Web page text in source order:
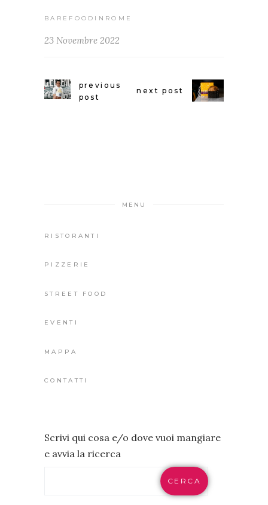
BAREFOODINROME
23 Novembre 2022
previous
post
next post
MENU
RISTORANTI
PIZZERIE
STREET FOOD
EVENTI
MAPPA
CONTATTI
Scrivi qui cosa e/o dove vuoi mangiare
e avvia la ricerca
CERCA